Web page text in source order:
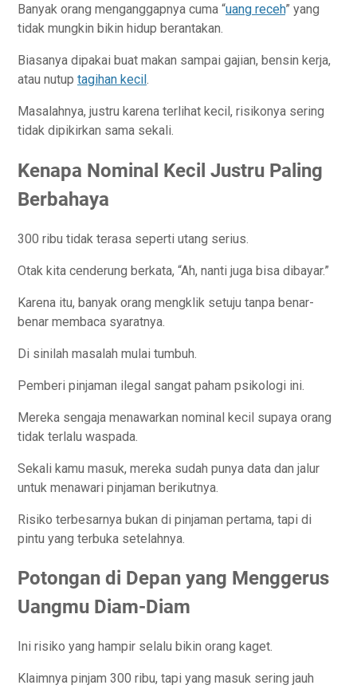
Banyak orang menganggapnya cuma “uang receh” yang
tidak mungkin bikin hidup berantakan.
Biasanya dipakai buat makan sampai gajian, bensin kerja,
atau nutup tagihan kecil
Masalahnya, justru karena terlihat kecil, risikonya sering
tidak dipikirkan sama sekali.
Kenapa Nominal Kecil Justru Paling
Berbahaya
300 ribu tidak terasa seperti utang serius.
Otak kita cenderung berkata, “Ah, nanti juga bisa dibayar.”
Karena itu, banyak orang mengklik setuju tanpa benar-
benar membaca syaratnya.
Di sinilah masalah mulai tumbuh.
Pemberi pinjaman ilegal sangat paham psikologi ini.
Mereka sengaja menawarkan nominal kecil supaya orang
tidak terlalu waspada.
Sekali kamu masuk, mereka sudah punya data dan jalur
untuk menawari pinjaman berikutnya.
Risiko terbesarnya bukan di pinjaman pertama, tapi di
pintu yang terbuka setelahnya.
Potongan di Depan yang Menggerus
Uangmu Diam-Diam
Ini risiko yang hampir selalu bikin orang kaget.
Klaimnya pinjam 300 ribu, tapi yang masuk sering jauh